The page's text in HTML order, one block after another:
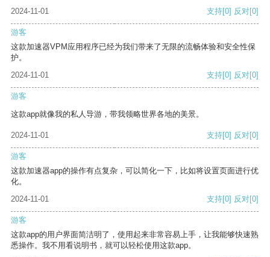
2024-11-01 支持[0] 反对[0]
游客
这款加速器VPM应用程序已经为我们带来了无限的流畅体验和安全性保
护。
2024-11-01
支持[0] 反对[0]
游客
这款app就像我的私人导游，带我领略世界各地的美景。
2024-11-01 支持[0] 反对[0]
游客
这款加速器app的操作有点复杂，可以简化一下，比如将设置页面进行优
化。
2024-11-01
支持[0] 反对[0]
游客
这款app的用户界面简洁明了，使用起来非常容易上手，让我能够快速熟
悉操作。我不用看说明书，就可以轻松使用这款app。